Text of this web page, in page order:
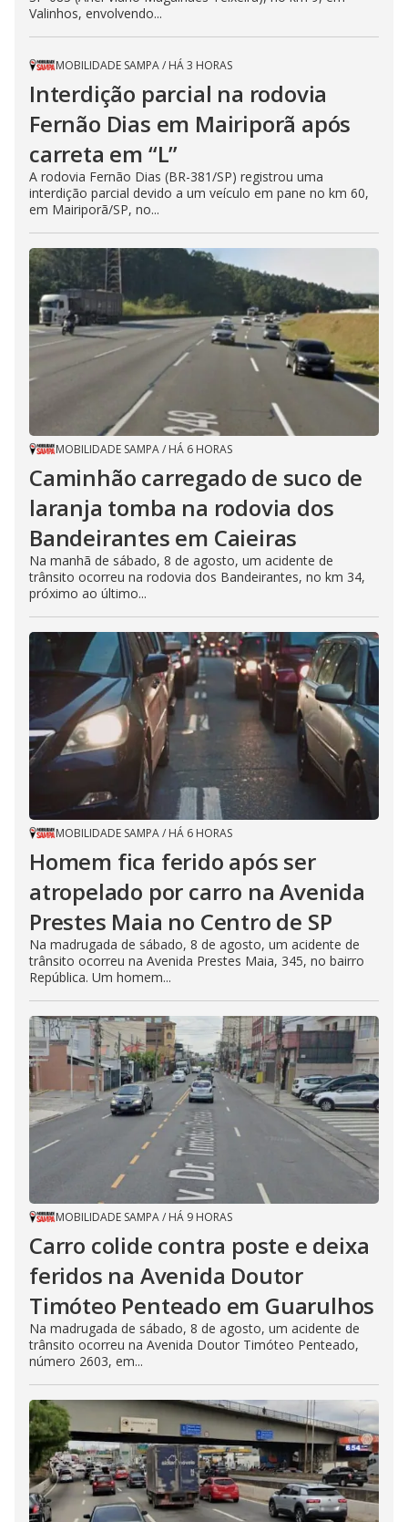
Valinhos, envolvendo...
MOBILIDADE SAMPA/ HÁ 3 HORAS
Interdição parcial na rodovia
Fernão Dias em Mairiporã após
carreta em “L”
A rodovia Fernão Dias (BR-381/SP) registrou uma
interdição parcial devido a um veículo em pane no km 60,
em Mairiporã/SP, no...
MOBILIDADE SAMPA/ HÁ 6 HORAS
Caminhão carregado de suco de
laranja tomba na rodovia dos
Bandeirantes em Caieiras
Na manhã de sábado, 8 de agosto, um acidente de
trânsito ocorreu na rodovia dos Bandeirantes, no km 34,
próximo ao último...
MOBILIDADE SAMPA/ HÁ 6 HORAS
Homem fica ferido após ser
atropelado por carro na Avenida
Prestes Maia no Centro de SP
Na madrugada de sábado, 8 de agosto, um acidente de
trânsito ocorreu na Avenida Prestes Maia, 345, no bairro
República. Um homem...
MOBILIDADE SAMPA/ HÁ 9 HORAS
Carro colide contra poste e deixa
feridos na Avenida Doutor
Timóteo Penteado em Guarulhos
Na madrugada de sábado, 8 de agosto, um acidente de
trânsito ocorreu na Avenida Doutor Timóteo Penteado,
número 2603, em...